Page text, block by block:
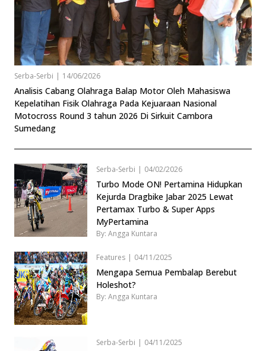
Serba-Serbi | 14/06/2026
Analisis Cabang Olahraga Balap Motor Oleh Mahasiswa
Kepelatihan Fisik Olahraga Pada Kejuaraan Nasional
Motocross Round 3 tahun 2026 Di Sirkuit Cambora
Sumedang
Serba-Serbi | 04/02/2026
Turbo Mode ON! Pertamina Hidupkan
Kejurda Dragbike Jabar 2025 Lewat
Pertamax Turbo & Super Apps
MyPertamina
By: Angga Kuntara
Features | 04/11/2025
Mengapa Semua Pembalap Berebut
Holeshot?
By: Angga Kuntara
Serba-Serbi | 04/11/2025